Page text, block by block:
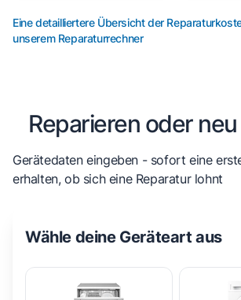
Eine detailliertere Übersicht der
unserem Reparaturrechner
Reparieren oder
Gerätedaten eingeben - sofort eine
erhalten, ob sich eine Reparatur lohnt
Wähle deine Geräteart aus